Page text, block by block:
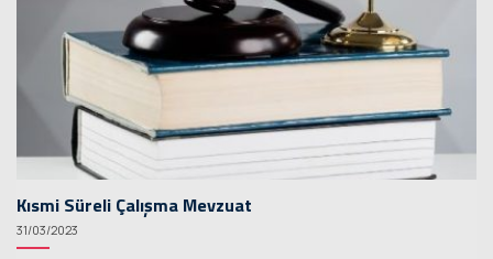
Kısmi Süreli Çalışma Mevzuat
31/03/2023